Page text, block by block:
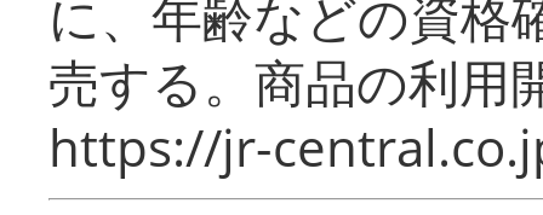
に、年齢などの資格
売する。商品の利用
https://jr-